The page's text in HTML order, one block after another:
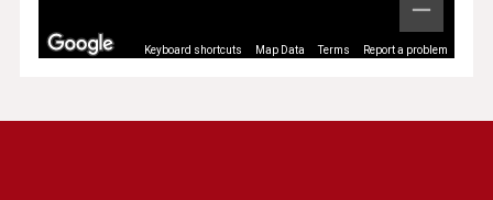
Keyboard shortcuts Map Data Terms Report a problem